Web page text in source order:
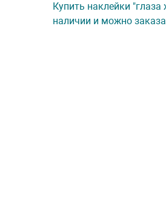
Купить наклейки
наличии и можно